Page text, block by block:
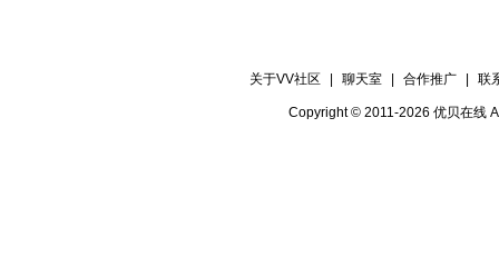
关于VV社区 聊天室 合作推广 联
Copyright © 2011-2026 优贝在线